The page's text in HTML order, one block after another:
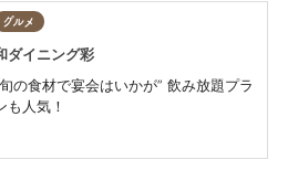
グルメ
ダイニング彩
の食材で宴会はいかが” 飲み放題プラ
も人気！